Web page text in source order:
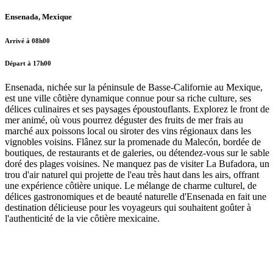
Ensenada, Mexique
Arrivé à 08h00
Départ à 17h00
Ensenada, nichée sur la péninsule de Basse-Californie au Mexique,
est une ville côtière dynamique connue pour sa riche culture, ses
délices culinaires et ses paysages époustouflants. Explorez le front de
mer animé, où vous pourrez déguster des fruits de mer frais au
marché aux poissons local ou siroter des vins régionaux dans les
vignobles voisins. Flânez sur la promenade du Malecón, bordée de
boutiques, de restaurants et de galeries, ou détendez-vous sur le sable
doré des plages voisines. Ne manquez pas de visiter La Bufadora, un
trou d'air naturel qui projette de l'eau très haut dans les airs, offrant
une expérience côtière unique. Le mélange de charme culturel, de
délices gastronomiques et de beauté naturelle d'Ensenada en fait une
destination délicieuse pour les voyageurs qui souhaitent goûter à
l'authenticité de la vie côtière mexicaine.